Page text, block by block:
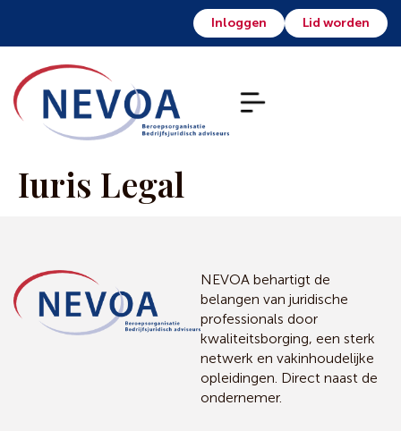
Inloggen Lid worden
Iuris Legal
NEVOA behartigt de
belangen van juridische
professionals door
kwaliteitsborging, een sterk
netwerk en vakinhoudelijke
opleidingen. Direct naast de
ondernemer.